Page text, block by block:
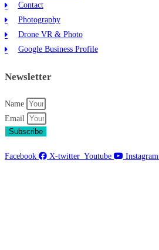
Contact
Photography
Drone VR & Photo
Google Business Profile
Newsletter
Name
Email
Subscribe
Facebook X-twitter Youtube Instagram